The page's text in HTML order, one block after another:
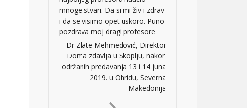
mnoge stvari. Da si mi živ i zdrav
i da se visimo opet uskoro. Puno
pozdrava moj dragi profesore
Dr Zlate Mehmedović, Direktor
Doma zdavlja u Skoplju, nakon
održanih predavanja 13 i 14 juna
2019. u Ohridu, Severna
Makedonija